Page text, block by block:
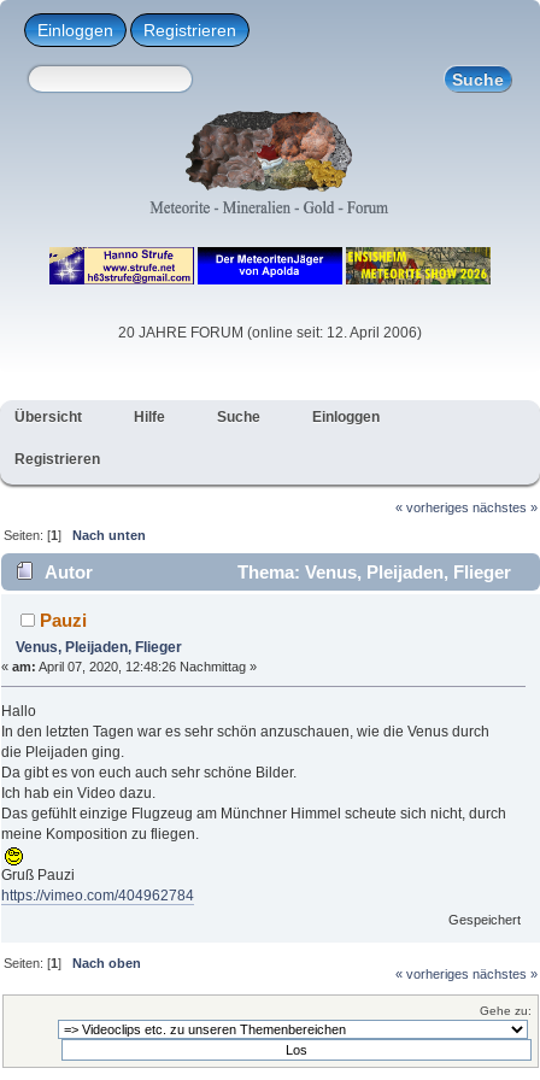
Einloggen Registrieren
20 JAHRE FORUM (online seit: 12. April 2006)
Übersicht Hilfe Suche Einloggen
Registrieren
« vorheriges nächstes »
Seiten: [1]Nach unten
Autor
Thema: Venus, Pleijaden, Flieger
(Gelesen 5356 mal)
Pauzi
Venus, Pleijaden, Flieger
« am: April 07, 2020, 12:48:26 Nachmittag »
Hallo
In den letzten Tagen war es sehr schön anzuschauen, wie die Venus durch
die Pleijaden ging.
Da gibt es von euch auch sehr schöne Bilder.
Ich hab ein Video dazu.
Das gefühlt einzige Flugzeug am Münchner Himmel scheute sich nicht, durch
meine Komposition zu fliegen.
Gruß Pauzi
https://vimeo.com/404962784
Gespeichert
Seiten: [1] Nach oben
« vorheriges nächstes »
Gehe zu: